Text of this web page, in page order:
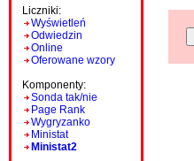
Liczniki:
Wyświetleń
Odwiedzin
Online
Oferowane wzory
Komponenty:
Sonda tak/nie
Page Rank
Wygryzanko
Ministat
Ministat2